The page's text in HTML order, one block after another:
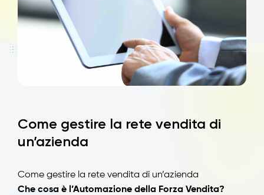
Come gestire la rete vendita di
un’azienda
Come gestire la rete vendita di un’azienda
Che cosa è l’Automazione della Forza Vendita?